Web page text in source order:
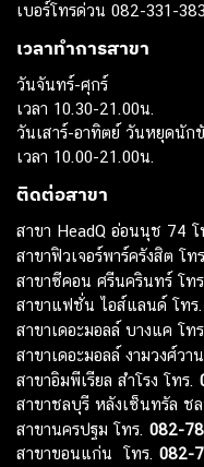
เบอร์โทรด่วน 082-331-
เวลาทำการสาขา
วันจันทร์-ศุกร์
เวลา 10.30-21.00น.
วันเสาร์-อาทิตย์ วันหยุดนัก
เวลา 10.00-21.00น.
ติดต่อสาขา
สาขา HeadQ อ่อนนุช 74 โ
สาขาฟิวเจอร์พาร์ครังสิต โท
สาขาซีคอน ศรีนครินทร์ โทร.
สาขาแฟชั่น ไอส์แลนด์ โทร.
สาขาเดอะมอลล์ บางแค โทร.
สาขาเดอะมอลล์ งามวงศ์วา
สาขาอิมพีเรียล สำโรง โทร.
สาขาชลบุรี หลังเซ็นทรัล ชล
สาขานครปฐม โทร. 082-
สาขาขอนแก่น โทร. 082-